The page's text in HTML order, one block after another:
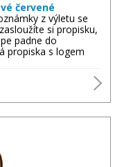
červené
z výletu se
si propisku,
padne do
propiska s logem